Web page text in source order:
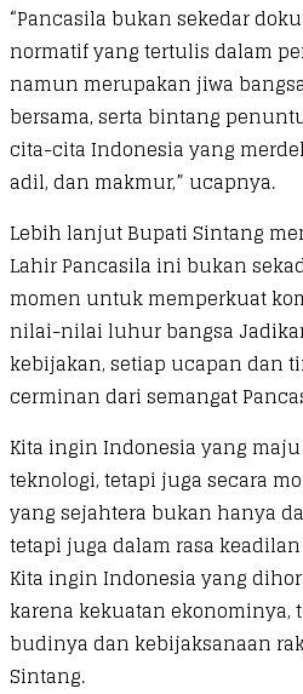
“Pancasila bukan sekedar
normatif yang tertulis dalam
namun merupakan jiwa
bersama, serta bintang
cita-cita Indonesia yang
adil, dan makmur,” ucapnya.
Lebih lanjut Bupati Sintang
Lahir Pancasila ini bukan
momen untuk memperkuat
nilai-nilai luhur bangsa
kebijakan, setiap ucapan dan
cerminan dari semangat
Kita ingin Indonesia yang
teknologi, tetapi juga secara
yang sejahtera bukan hanya
tetapi juga dalam rasa
Kita ingin Indonesia yang
karena kekuatan
budinya dan kebijaksanaan
Sintang.